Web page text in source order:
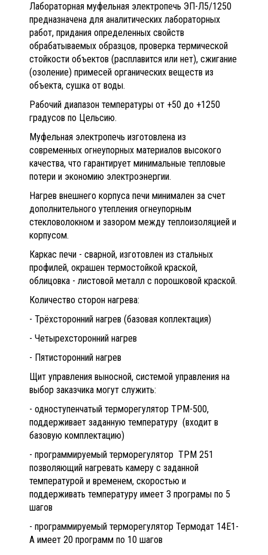
Лабораторная муфельная электропечь ЭП-Л5/1250
предназначена для аналитических лабораторных
работ, придания определенных свойств
обрабатываемых образцов, проверка термической
стойкости объектов (расплавится или нет), сжигание
(озоление) примесей органических веществ из
объекта, сушка от воды.
Рабочий диапазон температуры от +50 до +1250
градусов по Цельсию.
Муфельная электропечь изготовлена из
современных огнеупорных материалов высокого
качества, что гарантирует минимальные тепловые
потери и экономию электроэнергии.
Нагрев внешнего корпуса печи минимален за счет
дополнительного утепления огнеупорным
стекловолокном и зазором между теплоизоляцией и
корпусом.
Каркас печи - сварной, изготовлен из стальных
профилей, окрашен термостойкой краской,
облицовка - листовой металл с порошковой краской.
Количество сторон нагрева:
- Трёхсторонний нагрев (базовая коплектация)
- Четырехсторонний нагрев
- Пятисторонний нагрев
Щит управления выносной, системой управления на
выбор заказчика могут служить:
- одноступенчатый терморегулятор ТРМ-500,
поддерживает заданную температуру (входит в
базовую комплектацию)
- программируемый терморегулятор ТРМ 251
позволяющий нагревать камеру с заданной
температурой и временем, скоростью и
поддерживать температуру имеет 3 програмы по 5
шагов
- программируемый терморегулятор Термодат 14Е1-
А имеет 20 программ по 10 шагов